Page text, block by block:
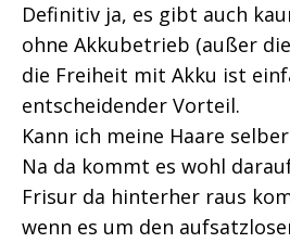
Definitiv ja, es gibt auch
ohne Akkubetrieb (außer
die Freiheit mit Akku ist
entscheidender Vorteil.
Kann ich meine Haare
Na da kommt es wohl
Frisur da hinterher raus
wenn es um den